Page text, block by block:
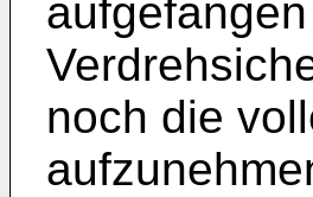
noch die